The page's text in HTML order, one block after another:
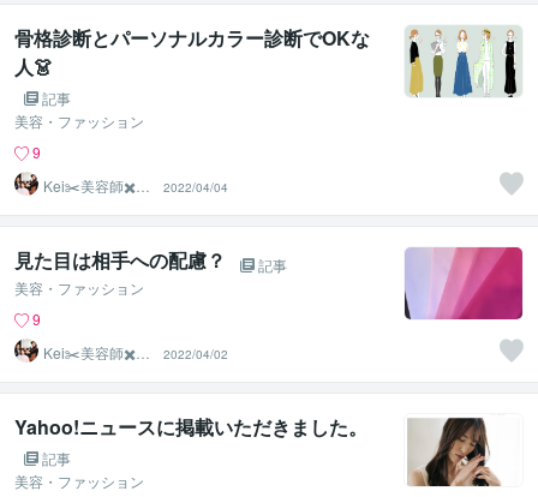
骨格診断とパーソナルカラー診断でOKな
人👗
記事
美容・ファッション
9
Kei✂️美容師✖️似
合わせの専門家
2022/04/04
見た目は相手への配慮？
記事
美容・ファッション
9
Kei✂️美容師✖️似
合わせの専門家
2022/04/02
Yahoo!ニュースに掲載いただきました。
記事
美容・ファッション